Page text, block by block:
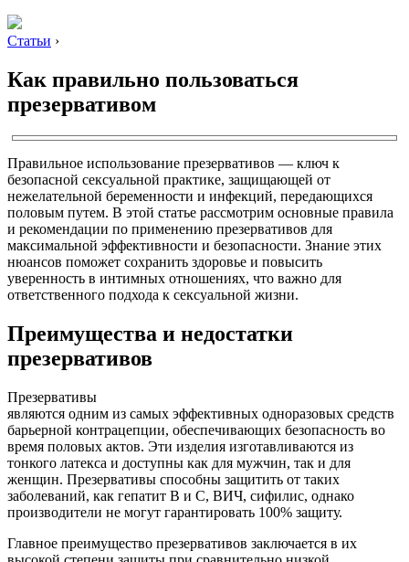
Статьи ›
Как правильно пользоваться
презервативом
Правильное использование презервативов — ключ к
безопасной сексуальной практике, защищающей от
нежелательной беременности и инфекций, передающихся
половым путем. В этой статье рассмотрим основные правила
и рекомендации по применению презервативов для
максимальной эффективности и безопасности. Знание этих
нюансов поможет сохранить здоровье и повысить
уверенность в интимных отношениях, что важно для
ответственного подхода к сексуальной жизни.
Преимущества и недостатки
презервативов
Презервативы
являются одним из самых эффективных одноразовых средств
барьерной контрацепции, обеспечивающих безопасность во
время половых актов. Эти изделия изготавливаются из
тонкого латекса и доступны как для мужчин, так и для
женщин. Презервативы способны защитить от таких
заболеваний, как гепатит B и C, ВИЧ, сифилис, однако
производители не могут гарантировать 100% защиту.
Главное преимущество презервативов заключается в их